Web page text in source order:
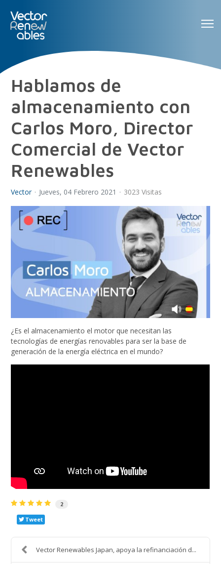
Hablamos de
almacenamiento con
Carlos Moro, Director
Comercial de Vector
Renewables
Vector Jueves, 04 Febrero 2021 3023 Visitas
¿Es el almacenamiento el motor que necesitan las
tecnologías de energías renovables para ser la base de
generación de la energía eléctrica en el mundo?
2
Tweet
Vector Renewables Japan, apoya la refinanciación d...